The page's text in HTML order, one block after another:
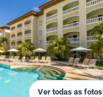
Ver todas as fotos